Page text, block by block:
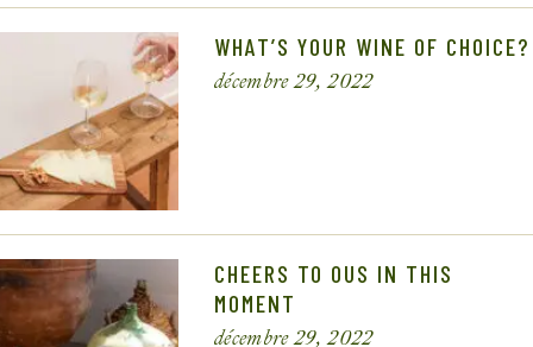
WHAT’S YOUR WINE OF CHOICE?
décembre 29, 2022
CHEERS TO OUS IN THIS
MOMENT
décembre 29, 2022